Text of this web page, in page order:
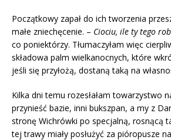
Początkowy zapał do ich tworzenia
małe zniechęcenie. – Ciociu, ile ty tego
co poniektórzy. Tłumaczyłam więc
składowa palm wielkanocnych, które
jeśli się przyłożą, dostaną taką na
Kilka dni temu rozesłałam towarzystwo
przynieść bazie, inni bukszpan, a my z
stronę Wichrówki po specjalną, rosnącą
tej trawy miały posłużyć za pióropusze